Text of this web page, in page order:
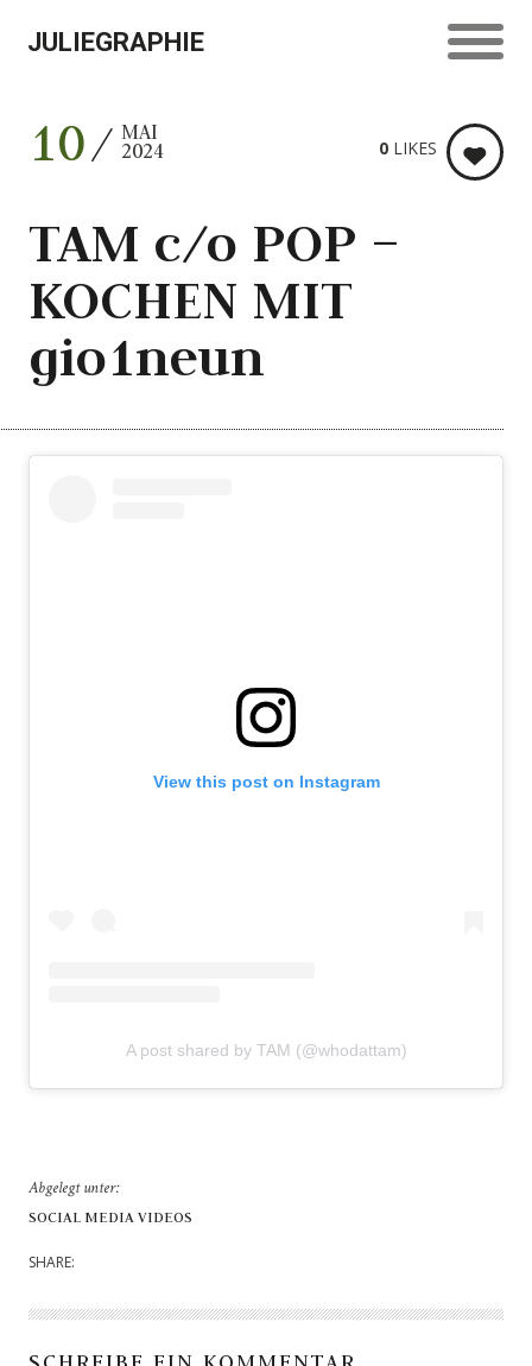
JULIEGRAPHIE
10 MAI
2024
TAM c/o POP –
KOCHEN MIT
gio1neun
0 LIKES
View this post on Instagram
A post shared by TAM (@whodattam)
Abgelegt unter:
SOCIAL MEDIA VIDEOS
SHARE: